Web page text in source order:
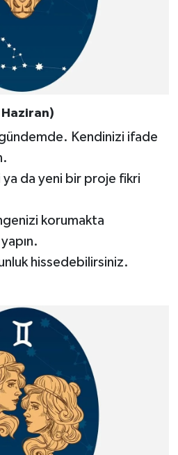
Haziran)
gündemde. Kendinizi ifade
ya da yeni bir proje fikri
korumakta
hissedebilirsiniz.